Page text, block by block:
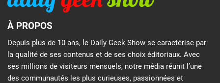
À PROPOS
Depuis plus de 10 ans, le Daily Geek Show se caractérise par
la qualité de ses contenus et de ses choix éditoriaux. Avec
ses millions de visiteurs mensuels, notre média réunit l’une
des communautés les plus curieuses, passionnées et